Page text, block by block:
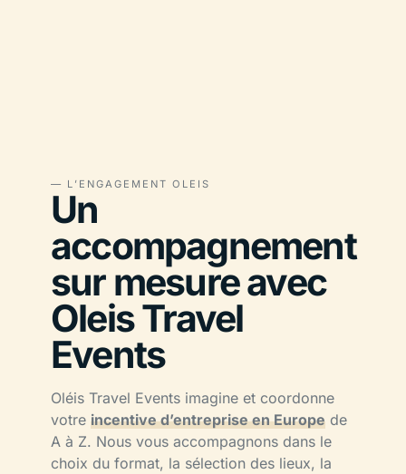
— L’ENGAGEMENT OLEIS
Un
accompagnement
sur mesure avec
Oleis Travel
Events
Oléis Travel Events imagine et coordonne
votre incentive d’entreprise en Europe de
A à Z. Nous vous accompagnons dans le
choix du format, la sélection des lieux, la